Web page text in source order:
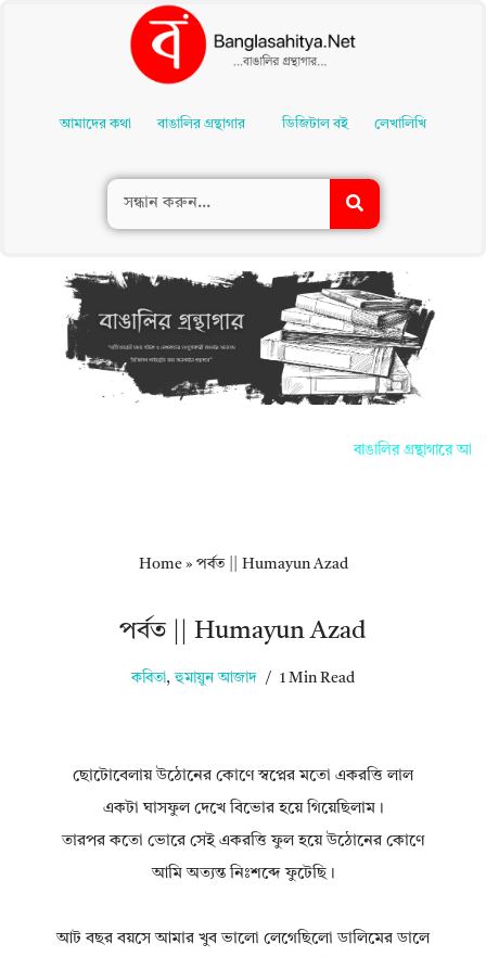
Contentআমাদের কথা বাঙালির গ্রন্থাগার ডিজিটাল বই লেখালিখি
বাঙালির গ্রন্থাগারে
Home» পর্বত || Humayun Azad
পর্বত || Humayun Azad
কবিতা, হুমায়ুন আজাদ 1 Min Read
ছোটোবেলায় উঠোনের কোণে স্বপ্নের মতো একরত্তি লাল
একটা ঘাসফুল দেখে বিভোর হয়ে গিয়েছিলাম।
তারপর কতো ভোরে সেই একরত্তি ফুল হয়ে উঠোনের কোণে
আমি অত্যন্ত নিঃশব্দে ফুটেছি।
আট বছর বয়সে আমার খুব ভালো লেগেছিলো ডালিমের ডালে